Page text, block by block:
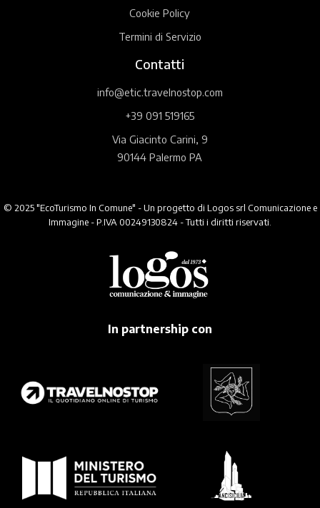
Cookie Policy
Termini di Servizio
Contatti
info@etic.travelnostop.com
+39 091 519165
Via Giacinto Carini, 9
90144 Palermo PA
© 2025 "EcoTurismo In Comune" - Un progetto di Logos srl Comunicazione e
Immagine - P.IVA 00249130824 - Tutti i diritti riservati.
In partnership con